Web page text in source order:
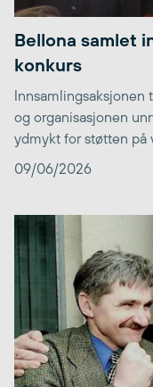
Bellona samlet
konkurs
Innsamlingsaksjonen
og organisasjonen
ydmykt for støtten på
09/06/2026